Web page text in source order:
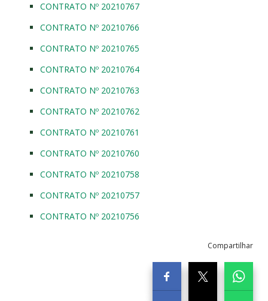
CONTRATO Nº 20210767
CONTRATO Nº 20210766
CONTRATO Nº 20210765
CONTRATO Nº 20210764
CONTRATO Nº 20210763
CONTRATO Nº 20210762
CONTRATO Nº 20210761
CONTRATO Nº 20210760
CONTRATO Nº 20210758
CONTRATO Nº 20210757
CONTRATO Nº 20210756
Compartilhar